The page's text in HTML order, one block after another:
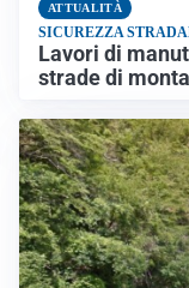
ATTUALITÀ
SICUREZZA
Lavori di
strade di